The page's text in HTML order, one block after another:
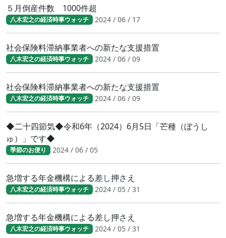
５月倒産件数 1000件超
八木宏之の経済時事ウォッチ 2024 / 06 / 17
社会保険料滞納事業者への新たな支援措置
八木宏之の経済時事ウォッチ 2024 / 06 / 09
社会保険料滞納事業者への新たな支援措置
八木宏之の経済時事ウォッチ 2024 / 06 / 09
◆二十四節気◆令和6年（2024）6月5日「芒種（ぼうし
ゅ）」です◆
季節のお便り 2024 / 06 / 05
急増する年金機構による差し押さえ
八木宏之の経済時事ウォッチ 2024 / 05 / 31
急増する年金機構による差し押さえ
八木宏之の経済時事ウォッチ 2024 / 05 / 31